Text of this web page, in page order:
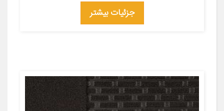
جزئیات بیشتر